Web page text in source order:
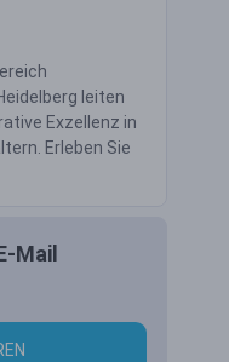
leiten
Exzellenz in
Erleben Sie
Mail